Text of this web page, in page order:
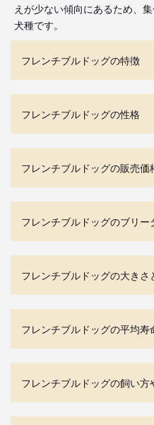
えが少ない傾向にあるため、
犬種です。
フレンチブルドッグの特徴
フレンチブルドッグの性格
フレンチブルドッグの販売価
フレンチブルドッグのブリー
フレンチブルドッグの大きさ
フレンチブルドッグの平均
フレンチブルドッグの飼い方